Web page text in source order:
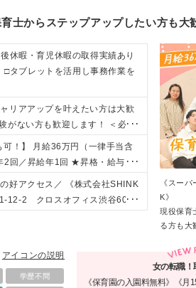
士からステップアップしたい方も大
休暇・育児休暇の取得実績あり
タブレットを活用し事務作業を
リアアップを叶えたい方は大歓
がない方も歓迎します！ ＜必須
園、学童など（認可・認可外問
） ◆基本的なPCスキル（Excel・
＞ ◇主任・園長・エリアマネー
◇チームマネジメントのご経験が
数字」両方に関心のある方は大
可！】 月給36万円（一律手当含
回／昇給年1回 ★昇格・給与見
給には一律手当（役職手当等）
用のため、残業代の支給はあ
中は固定時間制（実働8時
好アクセス／ 《株式会社SHINK
12-2 クロスオフィス渋谷602
《スー
K》
現役保育
る方も大
アイコンの説明
学歴不問
女の転職！
《保育園の入園料無料》《